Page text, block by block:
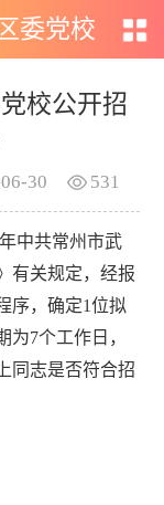
委党校
名单公
校公开招
531
30
年中共常州市武
有关规定，经报
序，确定1位拟
为7个工作日，
同志是否符合招